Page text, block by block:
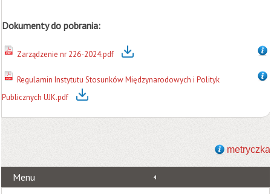
Dokumenty do pobrania:
Zarządzenie nr 226-2024.pdf
Regulamin Instytutu Stosunków Międzynarodowych i Polityk
Publicznych UJK.pdf
metryczka
Menu